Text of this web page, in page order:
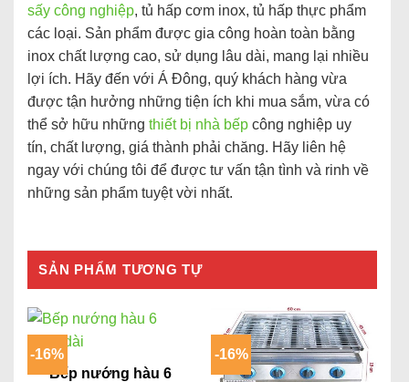
sấy công nghiệp, tủ hấp cơm inox, tủ hấp thực phẩm
các loại. Sản phẩm được gia công hoàn toàn bằng
inox chất lượng cao, sử dụng lâu dài, mang lại nhiều
lợi ích. Hãy đến với Á Đông, quý khách hàng vừa
được tận hưởng những tiện ích khi mua sắm, vừa có
thể sở hữu những thiết bị nhà bếp công nghiệp uy
tín, chất lượng, giá thành phải chăng. Hãy liên hệ
ngay với chúng tôi để được tư vấn tận tình và rinh về
những sản phẩm tuyệt vời nhất.
SẢN PHẨM TƯƠNG TỰ
-16%
Bếp nướng hàu 6
-16%